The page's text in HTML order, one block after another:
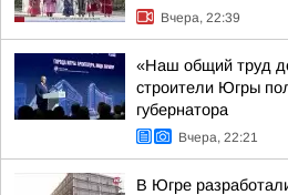
Вчера, 22:39
«Наш общий труд
строители Югры
губернатора
Вчера, 22:21
В Югре